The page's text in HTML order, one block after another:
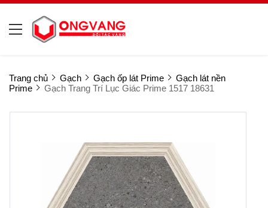
Trang chủ Gạch Gạch ốp lát Prime
Gạch lát nền
Prime
Gạch Trang Trí Lục Giác Prime 1517 18631